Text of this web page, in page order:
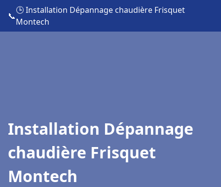
📞
🕒 Installation Dépannage chaudière Frisquet
Montech
Installation Dépannage
chaudière Frisquet
Montech